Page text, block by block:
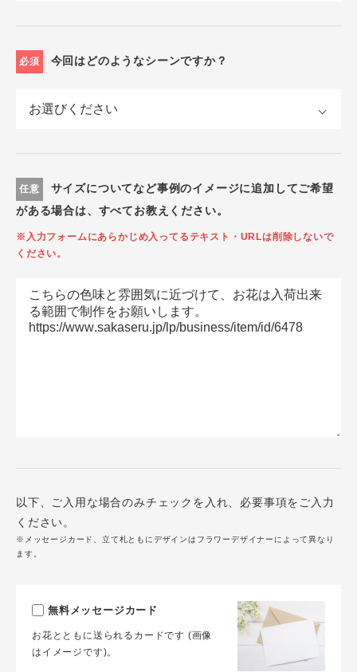
必須 今回はどのようなシーンですか？
任意
サイズについてなど事例のイメージに追加してご希望
がある場合は、すべてお教えください。
※入力フォームにあらかじめ入ってるテキスト・URLは削除しないで
ください。
以下、ご入用な場合のみチェックを入れ、必要事項をご入力
ください。
※メッセージカード、立て札ともにデザインはフラワーデザイナーによって異なり
ます。
無料メッセージカード
お花とともに送られるカードです (画像
はイメージです)。